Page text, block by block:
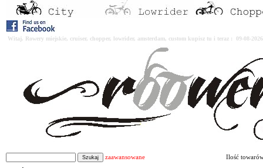
Witaj. Rowery miejskie, cruiser, chopper, lowrider, amsterdam, custom kupisz tu i teraz : 09-08-
zaawansowane Ilość